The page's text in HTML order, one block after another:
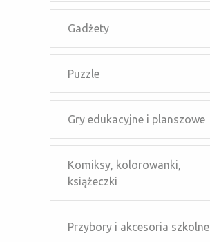
Gadżety
Puzzle
Gry edukacyjne i planszowe
Komiksy, kolorowanki,
książeczki
Przybory i akcesoria szkolne